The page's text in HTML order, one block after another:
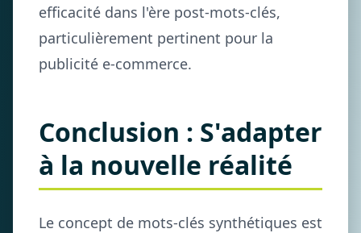
efficacité dans l'ère post-mots-clés,
particulièrement pertinent pour la
publicité e-commerce.
Conclusion : S'adapter
à la nouvelle réalité
Le concept de mots-clés synthétiques est